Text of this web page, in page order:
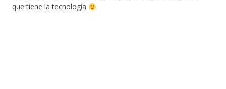
que tiene la tecnología